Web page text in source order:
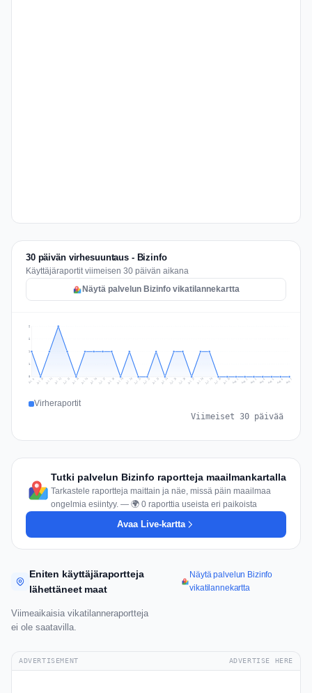
30 päivän virhesuuntaus - Bizinfo
Käyttäjäraportit viimeisen 30 päivän aikana
Näytä palvelun Bizinfo vikatilannekartta
1
1
2
2
Jul 9 Jul 10 Jul 11 Jul 12 Jul 13 Jul 14 Jul 15 Jul 16 Jul 17 Jul 18 Jul 19 Jul 20 Jul 21 Jul 22 Jul 23 Jul 24 Jul 25 Jul 26 Jul 27 Jul 28 Jul 29 Jul 30 Jul 31 Aug 1 Aug 2 Aug 3 Aug 4 Aug 5 Aug 6 Aug 7
Virheraportit
Viimeiset 30 päivää
Tutki palvelun Bizinfo raportteja maailmankartalla
Tarkastele raportteja maittain ja näe, missä päin maailmaa
ongelmia esiintyy. — 🌍 0 raporttia useista eri paikoista
Avaa Live-kartta
Eniten käyttäjäraportteja
lähettäneet maat
Näytä palvelun Bizinfo
vikatilannekartta
Viimeaikaisia vikatilanneraportteja
ei ole saatavilla.
ADVERTISEMENT ADVERTISE HERE